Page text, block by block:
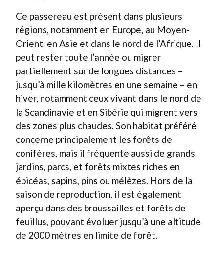
Ce passereau est présent dans plusieurs
régions, notamment en Europe, au Moyen-
Orient, en Asie et dans le nord de l’Afrique. Il
peut rester toute l’année ou migrer
partiellement sur de longues distances –
jusqu’à mille kilomètres en une semaine – en
hiver, notamment ceux vivant dans le nord de
la Scandinavie et en Sibérie qui migrent vers
des zones plus chaudes. Son habitat préféré
concerne principalement les forêts de
conifères, mais il fréquente aussi de grands
jardins, parcs, et forêts mixtes riches en
épicéas, sapins, pins ou mélèzes. Hors de la
saison de reproduction, il est également
aperçu dans des broussailles et forêts de
feuillus, pouvant évoluer jusqu’à une altitude
de 2000 mètres en limite de forêt.